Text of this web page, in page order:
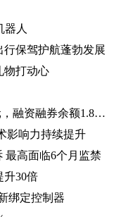
器人
保驾护航蓬勃发展
物打动心
渤海化学：7月6日融资买入373.32万元，融资融券余额1.89亿元
影响力持续提升
最高面临6个月监禁
升30倍
绑定控制器